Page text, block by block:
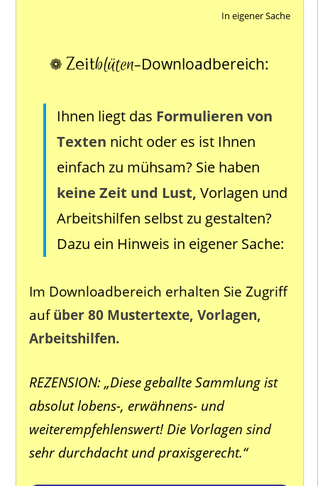
In eigener Sache
❁ Zeitblüten–Downloadbereich:
Ihnen liegt das Formulieren von
Texten nicht oder es ist Ihnen
einfach zu mühsam? Sie haben
keine Zeit und Lust, Vorlagen und
Arbeitshilfen selbst zu gestalten?
Dazu ein Hinweis in eigener Sache:
Im Downloadbereich erhalten Sie Zugriff
aufüber 80 Mustertexte, Vorlagen,
Arbeitshilfen.
REZENSION: „Diese geballte Sammlung ist
absolut lobens-, erwähnens- und
weiterempfehlenswert! Die Vorlagen sind
sehr durchdacht und praxisgerecht.“